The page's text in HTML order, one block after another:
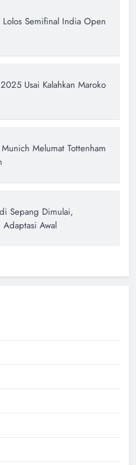
Semifinal India Open
Usai Kalahkan Maroko
Melumat Tottenham
Sepang Dimulai,
Adaptasi Awal